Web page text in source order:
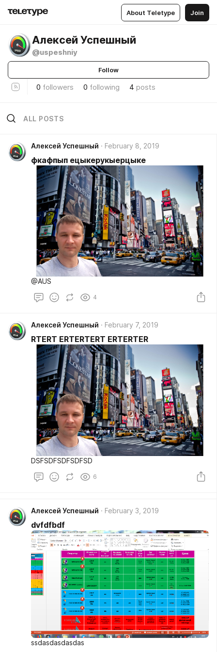
About Teletype Join
Алексей Успешный
@uspeshniy
Follow
0 followers 0 following 4 posts
ALL POSTS
Алексей Успешный February 8, 2019
фкафпып ецыкерукыерцыке
@AUS
4
Алексей Успешный February 7, 2019
RTERT ERTERTERT ERTERTER
DSFSDFSDFSDFSD
6
Алексей Успешный February 3, 2019
dvfdfbdf
ssdasdasdasdas